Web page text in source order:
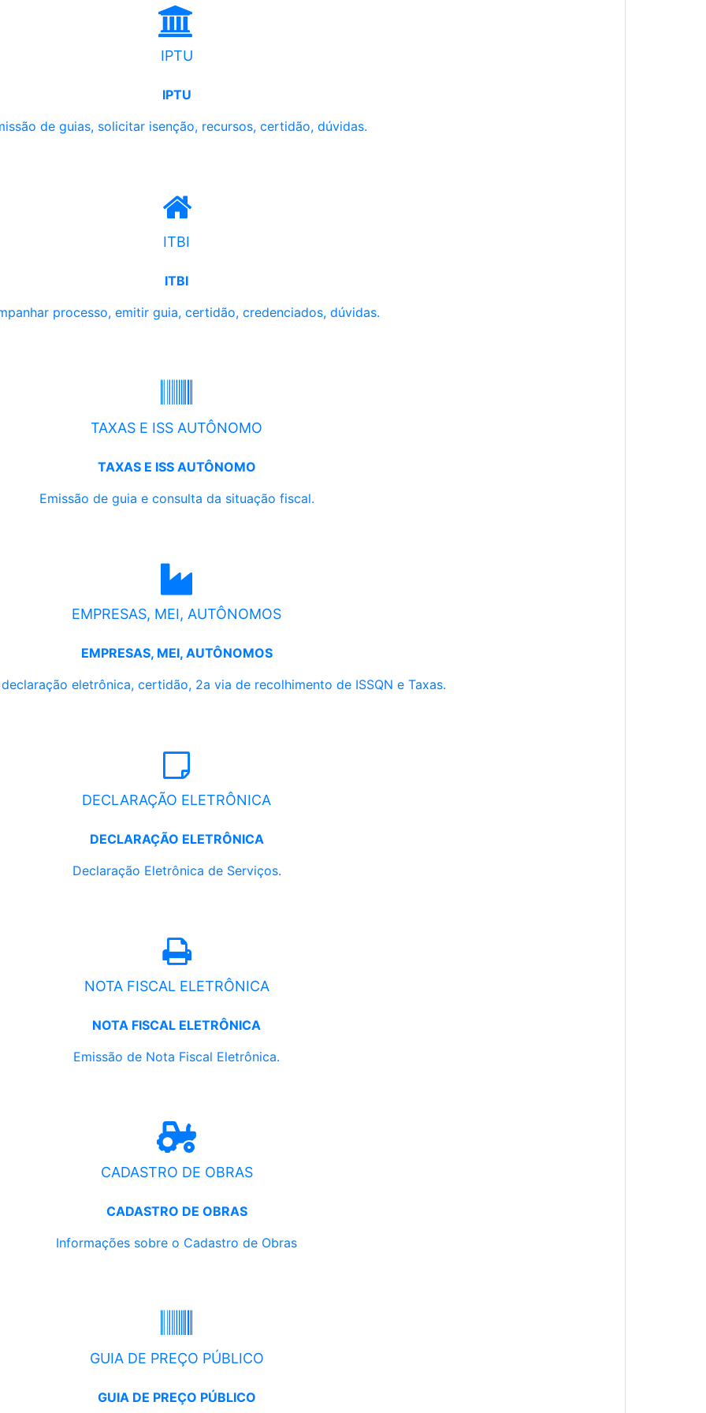
IPTU
IPTU
de guias, solicitar isenção, recursos, certidão, dúvidas.
ITBI
ITBI
processo, emitir guia, certidão, credenciados, dúvidas.
TAXAS E ISS AUTÔNOMO
TAXAS E ISS AUTÔNOMO
Emissão de guia e consulta da situação fiscal.
EMPRESAS, MEI, AUTÔNOMOS
EMPRESAS, MEI, AUTÔNOMOS
eletrônica, certidão, 2a via de recolhimento de ISSQN e Taxas.
DECLARAÇÃO ELETRÔNICA
DECLARAÇÃO ELETRÔNICA
Declaração Eletrônica de Serviços.
NOTA FISCAL ELETRÔNICA
NOTA FISCAL ELETRÔNICA
Emissão de Nota Fiscal Eletrônica.
CADASTRO DE OBRAS
CADASTRO DE OBRAS
Informações sobre o Cadastro de Obras
GUIA DE PREÇO PÚBLICO
GUIA DE PREÇO PÚBLICO